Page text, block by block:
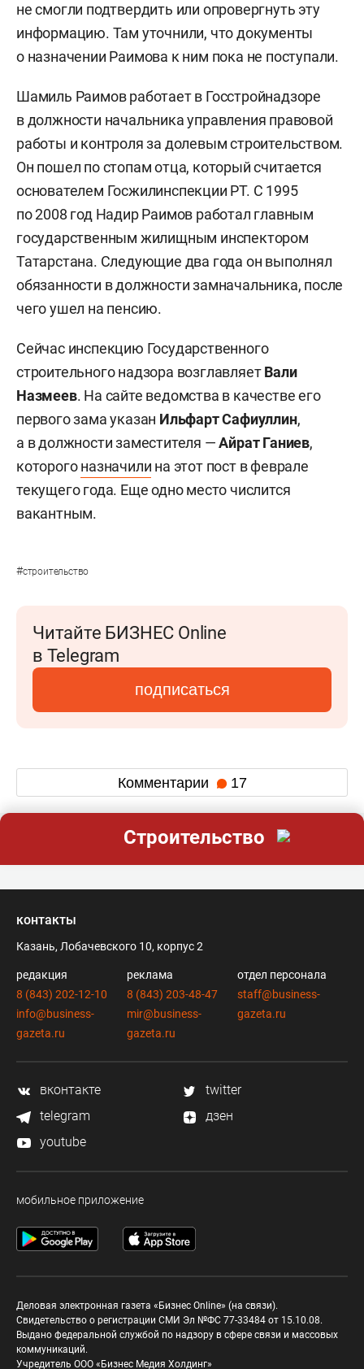
не смогли подтвердить или опровергнуть эту
информацию. Там уточнили, что документы
о назначении Раимова к ним пока не поступали.
Шамиль Раимов работает в Госстройнадзоре
в должности начальника управления правовой
работы и контроля за долевым строительством.
Он пошел по стопам отца, который считается
основателем Госжилинспекции РТ. С 1995
по 2008 год Надир Раимов работал главным
государственным жилищным инспектором
Татарстана. Следующие два года он выполнял
обязанности в должности замначальника, после
чего ушел на пенсию.
Сейчас инспекцию Государственного
строительного надзора возглавляетВали
Назмеев. На сайте ведомства в качестве его
первого зама указан Ильфарт Сафиуллин,
а в должности заместителя —Айрат Ганиев,
которогоназначили на этот пост в феврале
текущего года. Еще одно место числится
вакантным.
#строительство
Читайте БИЗНЕС Online
в Telegram
подписаться
Комментарии 17
Строительство
контакты
Казань, Лобачевского 10, корпус 2
редакция
8 (843) 202-12-10
info@business-
gazeta.ru
реклама
8 (843) 203-48-47
mir@business-
gazeta.ru
отдел персонала
staff@business-
gazeta.ru
вконтакте
twitter
telegram
дзен
youtube
мобильное приложение
Деловая электронная газета «Бизнес Online» (на связи).
Свидетельство о регистрации СМИ Эл №ФС 77-33484 от 15.10.08.
Выдано федеральной службой по надзору в сфере связи и массовых
коммуникаций.
Учредитель ООО «Бизнес Медия Холдинг»